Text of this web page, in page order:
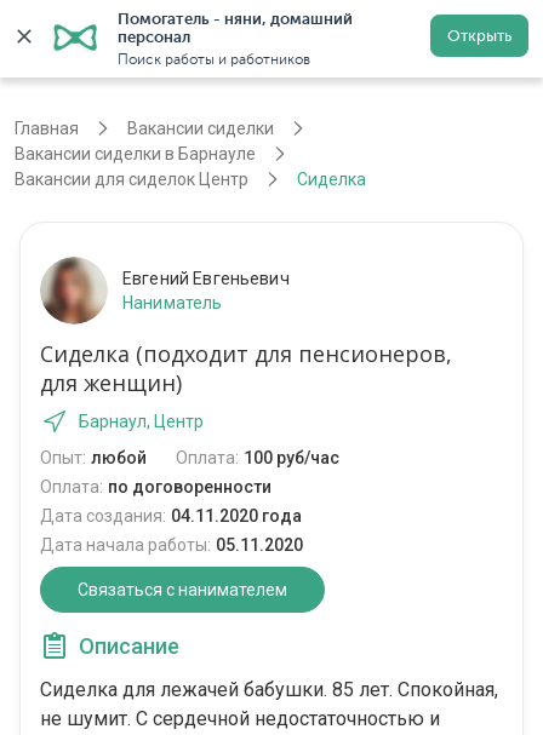
Помогатель - няни, домашний
персонал
Поиск работы и работников
Открыть
Регистрация
Главная
Вакансии сиделки
Вакансии сиделки в Барнауле
Вакансии для сиделок Центр
Сиделка
Евгений Евгеньевич
Наниматель
Сиделка (подходит для пенсионеров,
для женщин)
Барнаул, Центр
Опыт: любой Оплата: 100 руб/час
Оплата: по договоренности
Дата создания: 04.11.2020 года
Дата начала работы: 05.11.2020
Связаться с нанимателем
Описание
Сиделка для лежачей бабушки. 85 лет. Спокойная,
не шумит. С сердечной недостаточностью и